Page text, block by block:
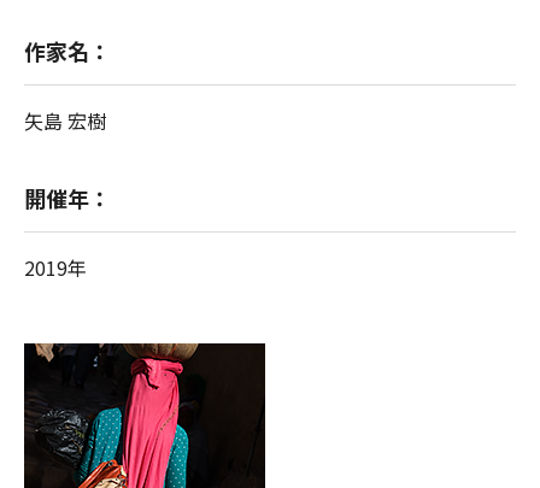
作家名：
矢島 宏樹
開催年：
2019年